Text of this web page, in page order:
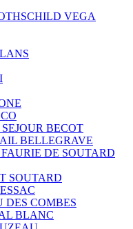
VEGA
BECOT
BELLEGRAVE
DE SOUTARD
SOUTARD
COMBES
BLANC